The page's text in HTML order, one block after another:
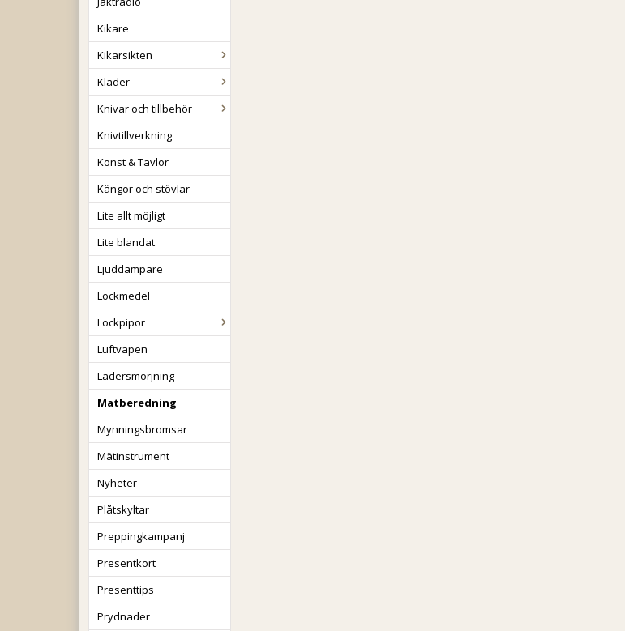
Kikare
Kikarsikten
Kläder
Knivar och tillbehör
Knivtillverkning
Konst & Tavlor
Kängor och stövlar
Lite allt möjligt
Lite blandat
Ljuddämpare
Lockmedel
Lockpipor
Luftvapen
Lädersmörjning
Matberedning
Mynningsbromsar
Mätinstrument
Nyheter
Plåtskyltar
Preppingkampanj
Presentkort
Presenttips
Prydnader